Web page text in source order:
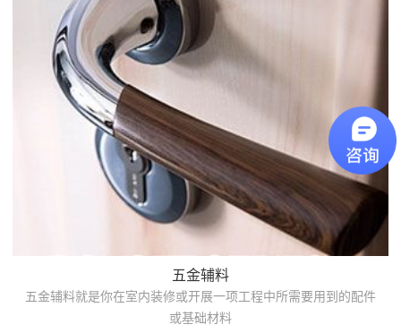
五金辅料
五金辅料就是你在室内装修或开展一项工程中所需要用到的配件
或基础材料